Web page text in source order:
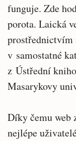
funguje. Zde
porota. Laická
prostřednictvím
v samostatné
z Ústřední
Masarykovy
Díky čemu web
nejlépe